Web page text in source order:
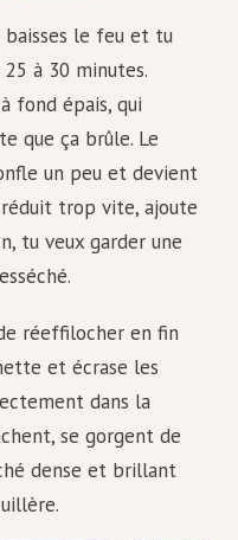
baisses le feu et tu
à 30 minutes.
fond épais, qui
que ça brûle. Le
un peu et devient
trop vite, ajoute
tu veux garder une
réeffilocher en fin
et écrase les
dans la
se gorgent de
dense et brillant